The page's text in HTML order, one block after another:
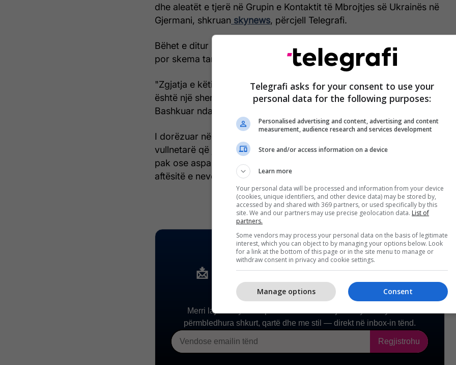
dhe aleatët e tjerë në Grupin e Kontaktit të Mbrojtjes së Ukrainës në
Gjermani, shkruan skynews, përcjell Telegrafi.
Bëhet e ditur se operacioni i trajnimit duhej të përfundonte këtë vit,
por skema tani do të vazhdojë të paktën deri në fund të vitit 2025.
"Zgjatja e këtij trajnimi, i cili është jetik për mbrojtjen e Ukrainës,
është një shembull tjetër i angazhimit të hekurt të Mbretërisë së
Bashkuar ndaj Ukrainës", tha Healey.
I dorëzuar në të gjithë Mbretërinë e Bashkuar, programi rekruton
vullnetarë që janë bashkuar me forcat e armatosura të Ukrainës me
pak ose aspak përvojë ushtarake të mëparshme dhe u mëson atyre
aftësitë e nevojshme për luftime në vijën e parë.
Telegrafi asks for your consent to use your
personal data for the following purposes:
Personalised advertising and content, advertising and content
measurement, audience research and services development
Store and/or access information on a device
Learn more
Your personal data will be processed and information from your device
(cookies, unique identifiers, and other device data) may be stored by,
accessed by and shared with 369 partners, or used specifically by this
site. We and our partners may use precise geolocation data. List of
partners.
Some vendors may process your personal data on the basis of legitimate
interest, which you can object to by managing your options below. Look
for a link at the bottom of this page or in the site menu to manage or
withdraw consent in privacy and cookie settings.
Consent
Manage options